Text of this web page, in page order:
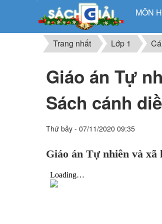
MÔN
Trang nhất Lớp 1
Giáo án Tự
Sách cánh
Thứ bảy - 07/11/2020 09:35
Giáo án Tự nhiên và xã